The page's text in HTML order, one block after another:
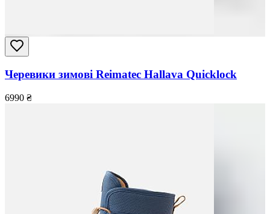
Черевики зимові Reimatec Hallava Quicklock
6990 ₴